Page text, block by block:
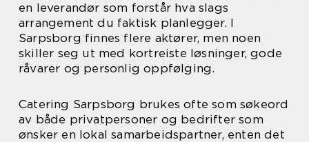
en leverandør som forstår hva slags
arrangement du faktisk planlegger. I
Sarpsborg finnes flere aktører, men noen
skiller seg ut med kortreiste løsninger, gode
råvarer og personlig oppfølging.
Catering Sarpsborg brukes ofte som søkeord
av både privatpersoner og bedrifter som
ønsker en lokal samarbeidspartner, enten det